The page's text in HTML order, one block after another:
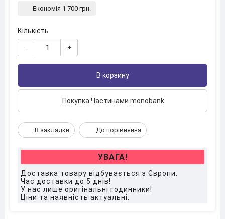
Економія 1 700 грн.
Кількість
- +
В корзину
Покупка Частинами monobank
В закладки До порівняння
УВАГА!
Доставка товару відбувається з Європи.
Час доставки до 5 днів!
У нас лише оригінальні годинники!
Ціни та наявність актуальні.